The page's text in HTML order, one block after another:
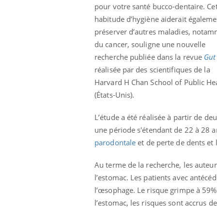
pour votre santé bucco-dentaire.
habitude d’hygiène aiderait
préserver d’autres maladies,
du cancer, souligne une nouvelle
recherche publiée dans la revue Gut
réalisée par des scientifiques de la
Harvard H Chan School of Public
(États-Unis).
L’étude a été réalisée à partir de
une période s'étendant de 22 à 28
parodontale et de perte de dents
Au terme de la recherche, les
l’estomac. Les patients avec
l’œsophage. Le risque grimpe à
l’estomac, les risques sont accrus